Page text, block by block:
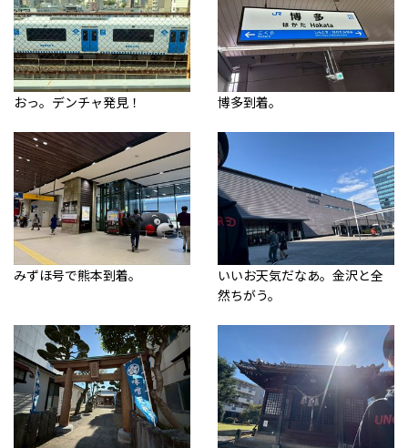
おっ。デンチャ発見！ 博多到着。
みずほ号で熊本到着。
いいお天気だなあ。金沢と全
然ちがう。